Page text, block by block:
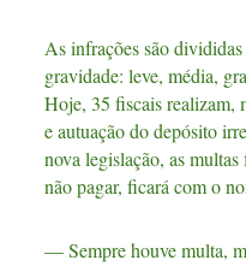
As infrações são
gravidade: leve, média,
Hoje, 35 fiscais realizam,
e autuação do depósito
nova legislação, as
não pagar, ficará com o
— Sempre houve multa,